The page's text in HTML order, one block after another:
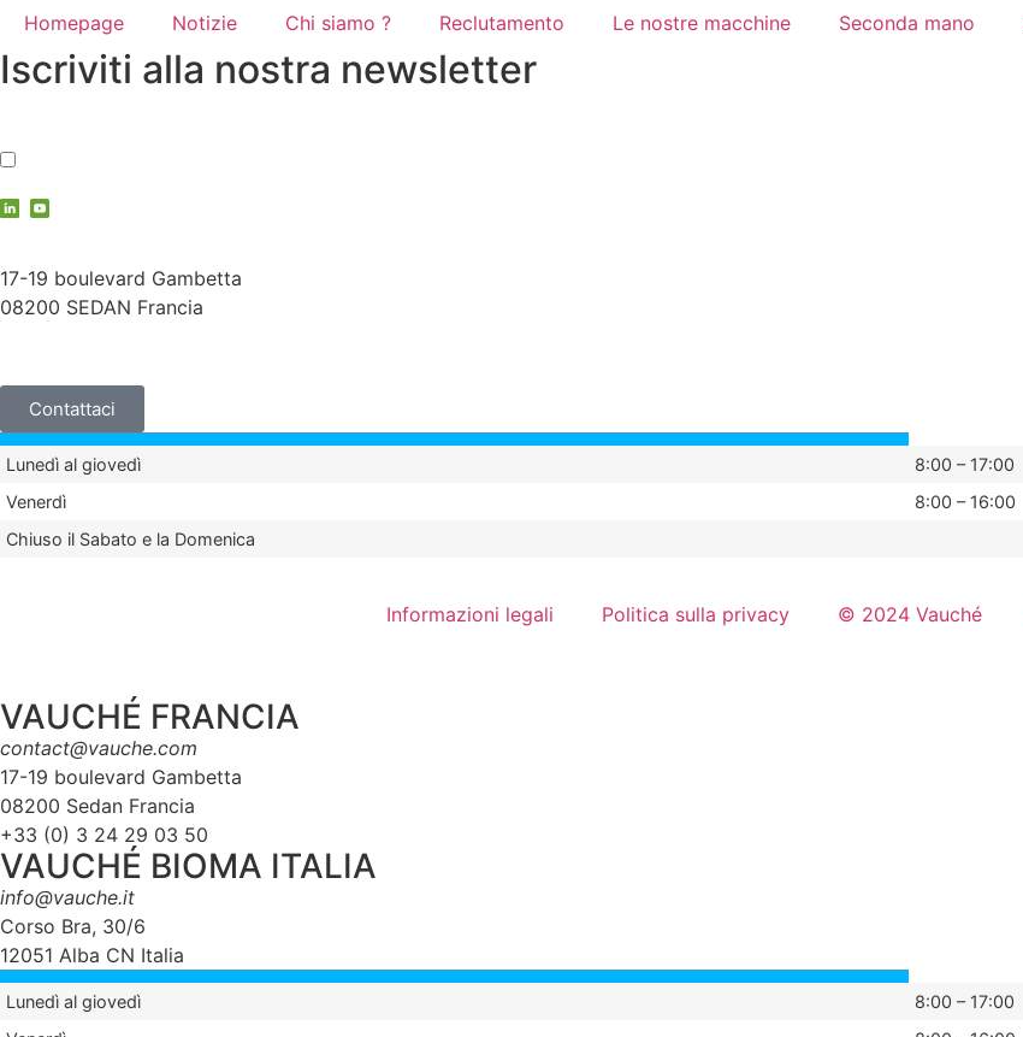
Homepage Notizie Chi siamo ? Reclutamento Le nostre macchine Seconda mano
Iscriviti alla nostra newsletter
17-19 boulevard Gambetta
08200 SEDAN Francia
Contattaci
Lunedì al giovedì
8:00 – 17:00
Venerdì
8:00 – 16:00
Chiuso il Sabato e la Domenica
Informazioni legali Politica sulla privacy © 2024 Vauché
VAUCHÉ FRANCIA
contact@vauche.com
17-19 boulevard Gambetta
08200 Sedan Francia
+33 (0) 3 24 29 03 50
VAUCHÉ BIOMA ITALIA
info@vauche.it
Corso Bra, 30/6
12051 Alba CN Italia
Lunedì al giovedì
8:00 – 17:00